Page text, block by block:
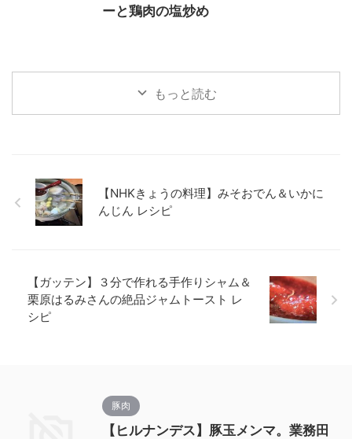
ーと鶏肉の塩炒め
もっと読む
【NHKきょうの料理】みそおでん＆いかに
んじん レシピ
【ガッテン】３分で作れる手作りシャム＆
栗原はるみさんの絶品ジャムトースト レ
シピ
豚肉
【ヒルナンデス】豚玉メンマ。業務田